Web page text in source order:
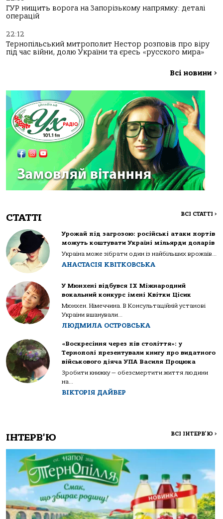
ГУР нищить ворога на Запорізькому напрямку: деталі
операцій
22:12
Тернопільський митрополит Нестор розповів про віру
під час війни, долю України та єресь «русского мира»
Всі новини >
СТАТТІ ВСІ СТАТТІ >
Урожай під загрозою: російські атаки портів
можуть коштувати Україні мільярди доларів
Україна може зібрати один із найбільших врожаїв...
АНАСТАСІЯ КВІТКОВСЬКА
У Мюнхені відбувся IX Міжнародний
вокальний конкурс імені Квітки Цісик
Мюнхен. Німеччина. В Консультаційній установі
України вшанували...
ЛЮДМИЛА ОСТРОВСЬКА
«Воскресіння через пів століття»: у
Тернополі презентували книгу про видатного
військового діяча УПА Василя Процюка
Зробити книжку — обезсмертити життя людини
на...
ВІКТОРІЯ ДАЙВЕР
ІНТЕРВ'Ю ВСІ ІНТЕРВ'Ю >